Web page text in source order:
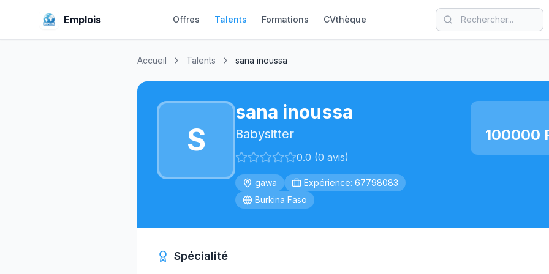
Emplois Offres Talents Formations CVthèque
Accueil Talents sana inoussa
S
sana inoussa
Babysitter
0.0 (0 avis)
gawa
Expérience: 67798083
Burkina Faso
100000
Spécialité